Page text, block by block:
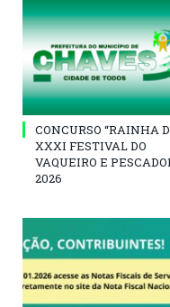
CONCURSO “RAINHA
XXXI FESTIVAL DO
VAQUEIRO E
2026